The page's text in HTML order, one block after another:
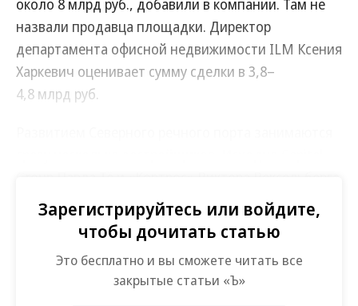
около 8 млрд руб., добавили в компании. Там не
назвали продавца площадки. Директор
департамента офисной недвижимости ILM Ксения
Харкевич оценивает сумму сделки в 3,8–
4,8 млрд руб.
запроектировали там около 837 тыс. кв. м
недвижимости. В 2022 году петербургская Legenda
выкупила у них 6,7 га под строительство 286 тыс.
кв. м жилья и коммерческих объектов. В 2023 году
часть территории, на которой можно построить
Зарегистрируйтесь или войдите,
чтобы дочитать статью
Это бесплатно и вы сможете читать все
закрытые статьи «Ъ»